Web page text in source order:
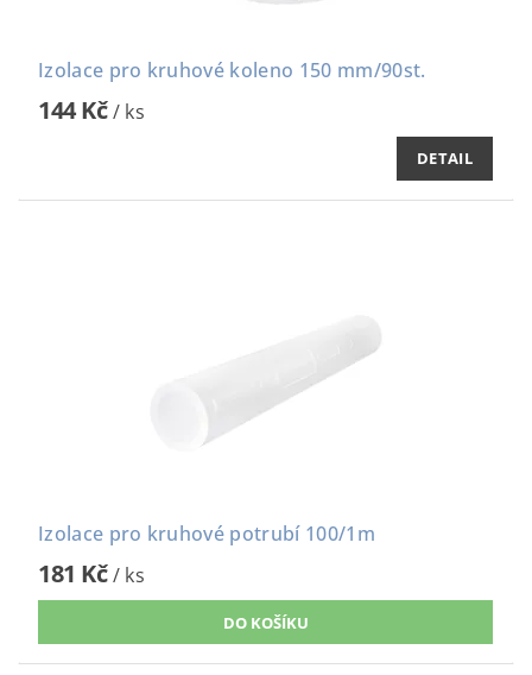
Izolace pro kruhové koleno 150 mm/90st.
144 Kč/ ks
DETAIL
Izolace pro kruhové potrubí 100/1m
181 Kč/ ks